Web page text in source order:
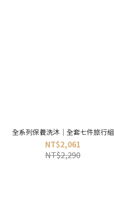
全系列保養洗沐｜全套七件旅行組
NT$2,061
NT$2,290